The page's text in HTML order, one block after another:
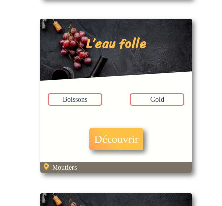
L’eau folle
Boissons Gold
Découvrir
Moutiers